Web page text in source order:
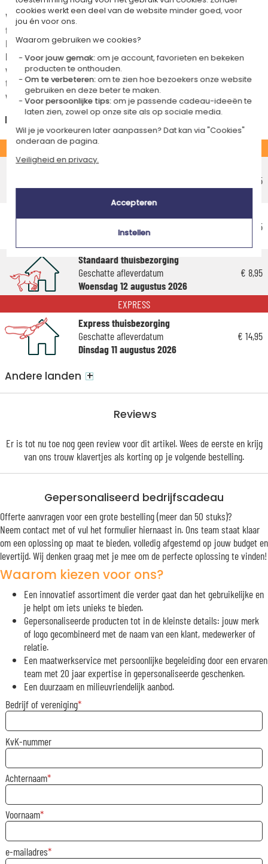
Reviews
Er is tot nu toe nog geen review voor dit artikel. Wees de eerste en krijg
van ons trouw klavertjes als korting op je volgende bestelling.
Voor elke bestelling onder 85 €, zijn de onderstaande verzendkosten van
toepassing.
De geschatte levertijden kunt je hieronder vinden. Je kunt de
bezorgopties bepalen: normale levering of express levering. Per cadeau
worden de mogelijke leveropties weergegeven op de artikelpagina en
tijdens de stappen van je winkelwagen. (Als je het geld overmaakt, houd
wel rekening met 3-4 dagen extra levertijd van je cadeau.)
Nederland
Voordelig afhaalpunt
€ 5,25
Geschatte afleverdatum
Maandag 17 augustus 2026
€ 5,95
Standaard thuisbezorging
Geschatte afleverdatum
Woensdag 12 augustus 2026
€ 8,95
EXPRESS
Express thuisbezorging
Geschatte afleverdatum
Dinsdag 11 augustus 2026
€ 14,95
Andere landen +
Gepersonaliseerd bedrijfscadeau
Offerte aanvragen voor een grote bestelling (meer dan 50 stuks)?
Neem contact met of vul het formulier hiernaast in. Ons team staat klaar
om een oplossing op maat te bieden, volledig afgestemd op jouw budget en
levertijd. Wij denken graag met je mee om de perfecte oplossing te vinden!
Waarom kiezen voor ons?
Een innovatief assortiment die verder gaat dan het gebruikelijke en
je helpt om iets unieks te bieden.
Gepersonaliseerde producten tot in de kleinste details: jouw merk
of logo gecombineerd met de naam van een klant, medewerker of
relatie.
Een maatwerkservice met persoonlijke begeleiding door een ervaren
team met 20 jaar expertise in gepersonaliseerde geschenken.
Een duurzaam en milieuvriendelijk aanbod.
Bedrijf of vereniging
KvK-nummer
Achternaam
Voornaam
e-mailadres
cookies werkt een deel van de website minder goed, voor
jou én voor ons.
Waarom gebruiken we cookies?
Voor jouw gemak:om je account, favorieten en bekeken
producten te onthouden.
Om te verbeteren:om te zien hoe bezoekers onze website
gebruiken en deze beter te maken.
Voor persoonlijke tips:om je passende cadeau-ideeën te
laten zien, zowel op onze site als op sociale media.
Wil je je voorkeuren later aanpassen? Dat kan via "Cookies"
onderaan de pagina.
Veiligheid en privacy.
Accepteren
Instellen